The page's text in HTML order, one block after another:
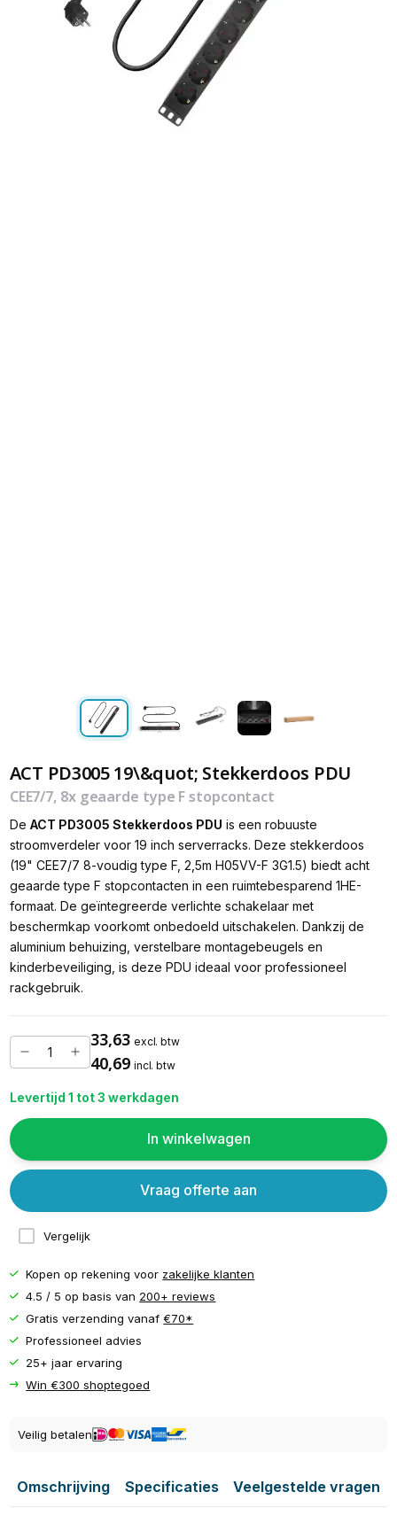
ACT PD3005 19\&quot; Stekkerdoos PDU
CEE7/7, 8x geaarde type F stopcontact
De ACT PD3005 Stekkerdoos PDU is een robuuste
stroomverdeler voor 19 inch serverracks. Deze stekkerdoos
(19" CEE7/7 8-voudig type F, 2,5m H05VV-F 3G1.5) biedt acht
geaarde type F stopcontacten in een ruimtebesparend 1HE-
formaat. De geïntegreerde verlichte schakelaar met
beschermkap voorkomt onbedoeld uitschakelen. Dankzij de
aluminium behuizing, verstelbare montagebeugels en
kinderbeveiliging, is deze PDU ideaal voor professioneel
rackgebruik.
33,63 excl. btw
40,69 incl. btw
Levertijd 1 tot 3 werkdagen
In winkelwagen
Vergelijk
Vraag offerte aan
Kopen op rekening voor zakelijke klanten
4.5 / 5 op basis van 200+ reviews
Gratis verzending vanaf€70*
Professioneel advies
25+ jaar ervaring
Win €300 shoptegoed
Veilig betalen
Omschrijving Specificaties Veelgestelde vragen